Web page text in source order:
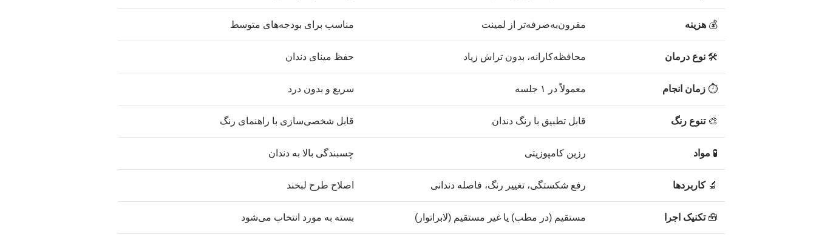
💰 هزینه مقرون‌به‌صرفه‌تر از لمینت مناسب برای بودجه‌های متوسط
🛠️ نوع درمان محافظه‌کارانه، بدون تراش زیاد حفظ مینای دندان
⏱️ زمان انجام معمولاً در ۱ جلسه سریع و بدون درد
🎨تنوع رنگ قابل تطبیق با رنگ دندان قابل شخصی‌سازی با راهنمای رنگ
🧪 مواد رزین کامپوزیتی چسبندگی بالا به دندان
🔬کاربردها رفع شکستگی، تغییر رنگ، فاصله دندانی اصلاح طرح لبخند
🧰تکنیک اجرا مستقیم (در مطب) یا غیر مستقیم (لابراتوار) بسته به مورد انتخاب می‌شود